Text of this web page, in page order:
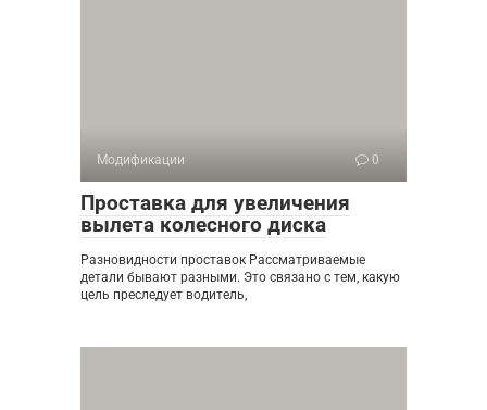
Модификации 0
Проставка для увеличения
вылета колесного диска
Разновидности проставок Рассматриваемые
детали бывают разными. Это связано с тем, какую
цель преследует водитель,